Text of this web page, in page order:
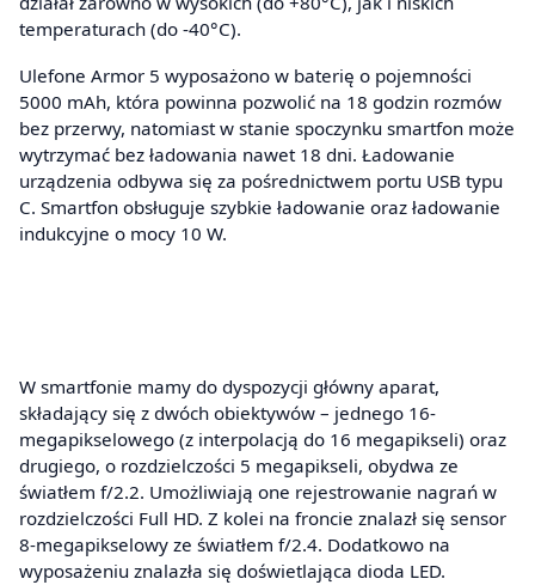
temperaturach (do -40°C).
Ulefone Armor 5 wyposażono w baterię o pojemności
5000 mAh, która powinna pozwolić na 18 godzin rozmów
bez przerwy, natomiast w stanie spoczynku smartfon może
wytrzymać bez ładowania nawet 18 dni. Ładowanie
urządzenia odbywa się za pośrednictwem portu USB typu
C. Smartfon obsługuje szybkie ładowanie oraz ładowanie
indukcyjne o mocy 10 W.
W smartfonie mamy do dyspozycji główny aparat,
składający się z dwóch obiektywów – jednego 16-
megapikselowego (z interpolacją do 16 megapikseli) oraz
drugiego, o rozdzielczości 5 megapikseli, obydwa ze
światłem f/2.2. Umożliwiają one rejestrowanie nagrań w
rozdzielczości Full HD. Z kolei na froncie znalazł się sensor
8-megapikselowy ze światłem f/2.4. Dodatkowo na
wyposażeniu znalazła się doświetlająca dioda LED.